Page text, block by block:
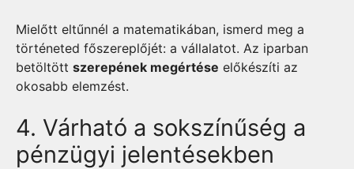
Mielőtt eltűnnél a matematikában, ismerd meg a
történeted főszereplőjét: a vállalatot. Az iparban
betöltött szerepének megértése előkészíti az
okosabb elemzést.
4. Várható a sokszínűség a
pénzügyi jelentésekben